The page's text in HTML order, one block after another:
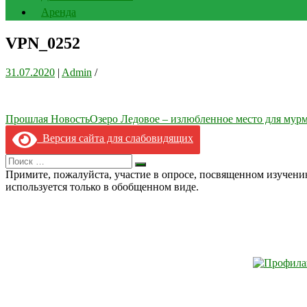
Аренда
VPN_0252
31.07.2020 | Admin /
Навигация
по
записям
Прошлая НовостьОзеро Ледовое – излюбленное место для
Версия сайта для слабовидящих
Search
for:
Искать
Примите, пожалуйста, участие в опросе, посвященном
используется только в обобщенном виде.